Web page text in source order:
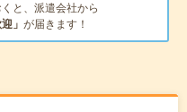
と、派遣会社から
」 が届きます！